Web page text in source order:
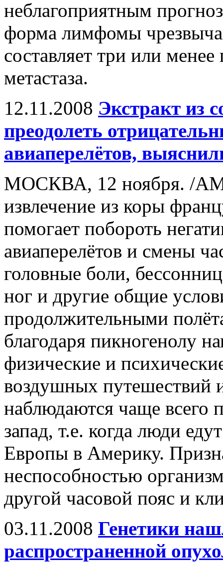
неблагоприятным
форма лимфомы
составляет три или
метастаза.
12.11.2008 Экстракт из
преодолеть
авиаперелётов,
МОСКВА, 12 ноября. /
извлечение из коры
помогает побороть
авиаперелётов и смены
головные боли,
ног и другие общие
продолжительными
благодаря пикногенолу
физические и
воздушных путешествий
наблюдаются чаще всего
запад, т.е. когда люди
Европы в Америку.
неспособностью
другой часовой пояс и
03.11.2008 Генетики
распространенной